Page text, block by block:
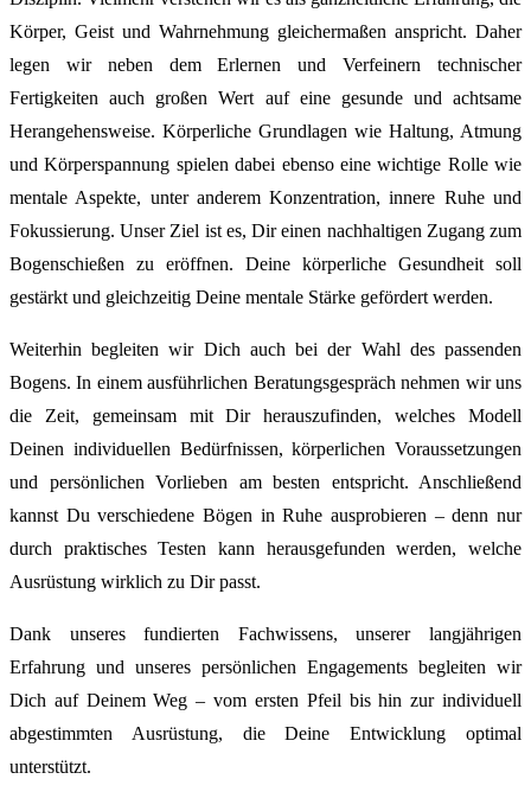
Körper, Geist und Wahrnehmung gleichermaßen anspricht. Daher
legen wir neben dem Erlernen und Verfeinern technischer
Fertigkeiten auch großen Wert auf eine gesunde und achtsame
Herangehensweise. Körperliche Grundlagen wie Haltung, Atmung
und Körperspannung spielen dabei ebenso eine wichtige Rolle wie
mentale Aspekte, unter anderem Konzentration, innere Ruhe und
Fokussierung. Unser Ziel ist es, Dir einen nachhaltigen Zugang zum
Bogenschießen zu eröffnen. Deine körperliche Gesundheit soll
gestärkt und gleichzeitig Deine mentale Stärke gefördert werden.
Weiterhin begleiten wir Dich auch bei der Wahl des passenden
Bogens. In einem ausführlichen Beratungsgespräch nehmen wir uns
die Zeit, gemeinsam mit Dir herauszufinden, welches Modell
Deinen individuellen Bedürfnissen, körperlichen Voraussetzungen
und persönlichen Vorlieben am besten entspricht. Anschließend
kannst Du verschiedene Bögen in Ruhe ausprobieren – denn nur
durch praktisches Testen kann herausgefunden werden, welche
Ausrüstung wirklich zu Dir passt.
Dank unseres fundierten Fachwissens, unserer langjährigen
Erfahrung und unseres persönlichen Engagements begleiten wir
Dich auf Deinem Weg – vom ersten Pfeil bis hin zur individuell
abgestimmten Ausrüstung, die Deine Entwicklung optimal
unterstützt.